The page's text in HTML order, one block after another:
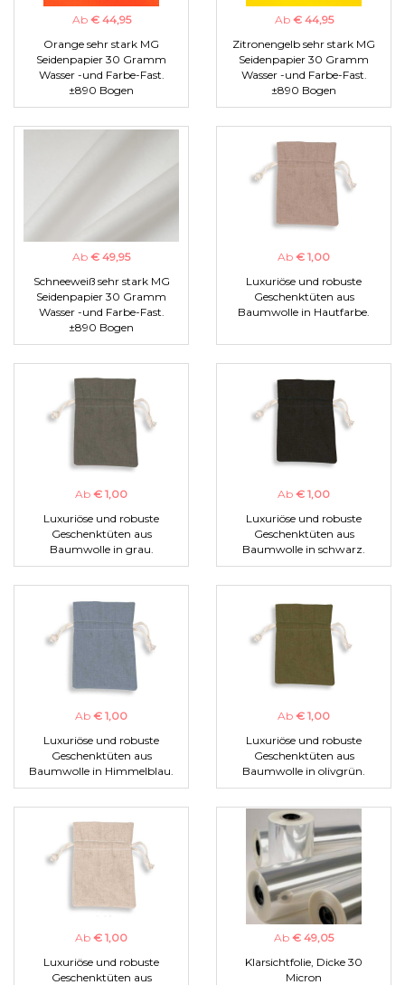
Ab € 44,95
Orange sehr stark MG
Seidenpapier 30 Gramm
Wasser -und Farbe-Fast.
±890 Bogen
Ab € 44,95
Zitronengelb sehr stark MG
Seidenpapier 30 Gramm
Wasser -und Farbe-Fast.
±890 Bogen
Ab € 49,95
Schneeweiß sehr stark MG
Seidenpapier 30 Gramm
Wasser -und Farbe-Fast.
±890 Bogen
Ab € 1,00
Luxuriöse und robuste
Geschenktüten aus
Baumwolle in Hautfarbe.
Ab € 1,00
Luxuriöse und robuste
Geschenktüten aus
Baumwolle in grau.
Ab € 1,00
Luxuriöse und robuste
Geschenktüten aus
Baumwolle in schwarz.
Ab € 1,00
Luxuriöse und robuste
Geschenktüten aus
Baumwolle in Himmelblau.
Ab € 1,00
Luxuriöse und robuste
Geschenktüten aus
Baumwolle in olivgrün.
Ab € 1,00
Luxuriöse und robuste
Geschenktüten aus
Ab € 49,05
Klarsichtfolie, Dicke 30
Micron